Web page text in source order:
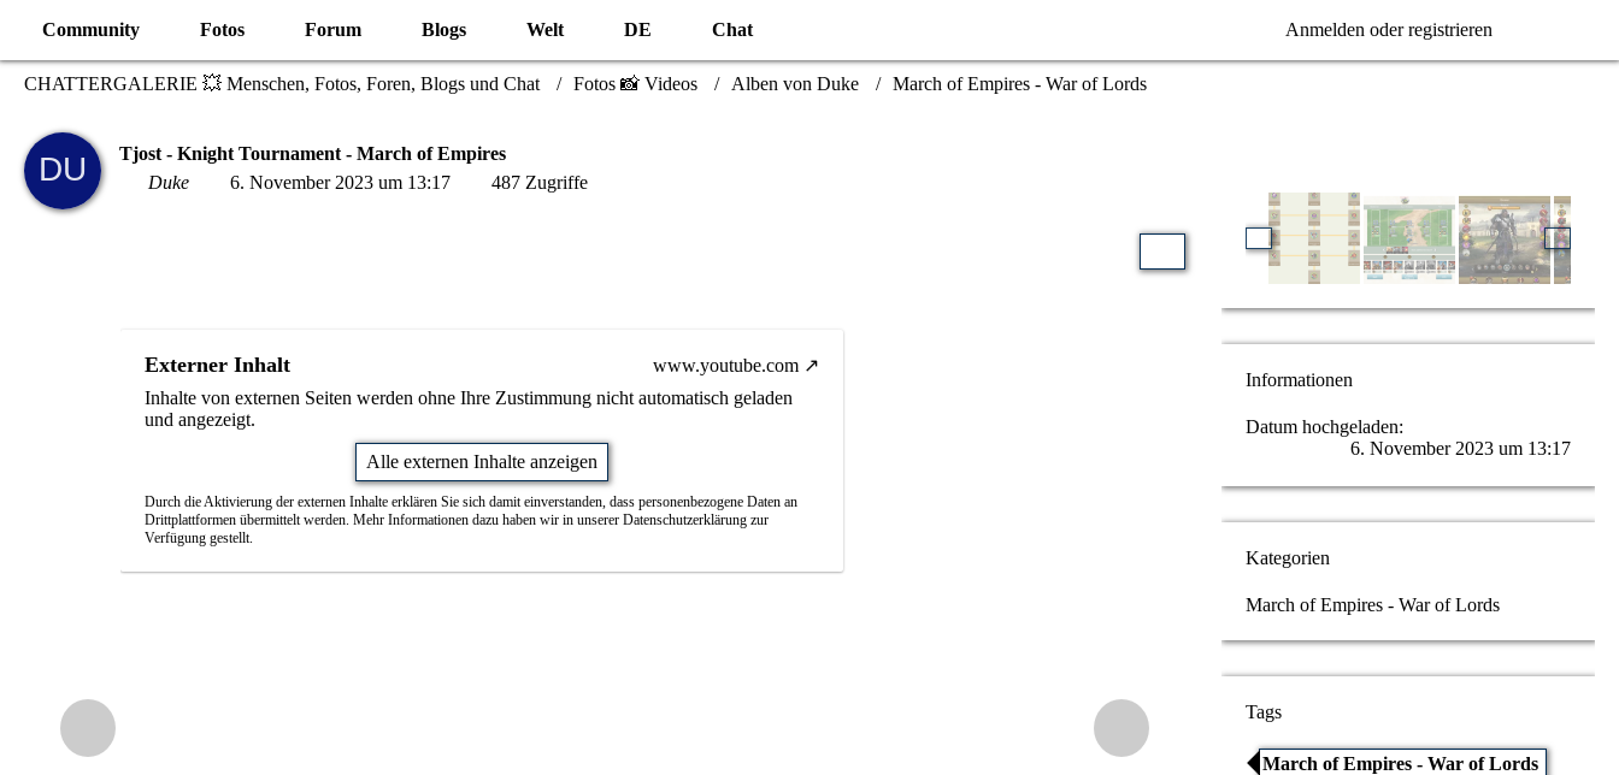
Community Fotos Forum Blogs Welt DE Chat Anmelden oder registrieren
CHATTERGALERIE 💥 Menschen, Fotos, Foren, Blogs und Chat Fotos 📸 Videos Alben von Duke March of Empires - War of Lords
Tjost - Knight Tournament - March of Empires
Duke
6. November 2023 um 13:17 487 Zugriffe
Externer Inhalt
www.youtube.com
Inhalte von externen Seiten werden ohne Ihre Zustimmung nicht automatisch geladen
und angezeigt.
Alle externen Inhalte anzeigen
Durch die Aktivierung der externen Inhalte erklären Sie sich damit einverstanden, dass personenbezogene Daten an
Drittplattformen übermittelt werden. Mehr Informationen dazu haben wir in unserer Datenschutzerklärung zur
Verfügung gestellt.
Informationen
Datum hochgeladen
6. November 2023 um 13:17
Kategorien
March of Empires - War of Lords
Tags
March of Empires - War of Lords